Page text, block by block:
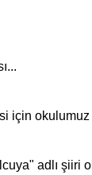
için
adlı